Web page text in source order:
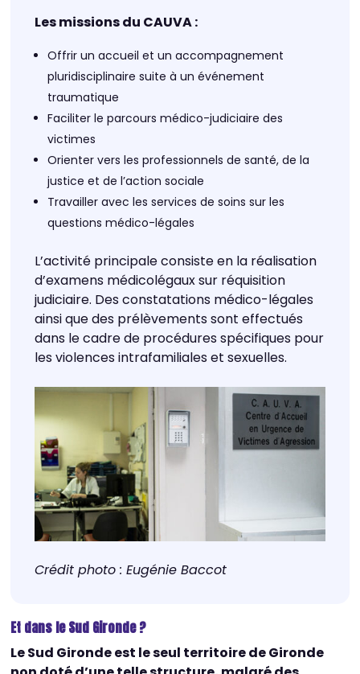
Les missions du CAUVA :
Offrir un accueil et un accompagnement
pluridisciplinaire suite à un événement
traumatique
Faciliter le parcours médico-judiciaire des
victimes
Orienter vers les professionnels de santé, de la
justice et de l’action sociale
Travailler avec les services de soins sur les
questions médico-légales
L’activité principale consiste en la réalisation
d’examens médicolégaux sur réquisition
judiciaire. Des constatations médico-légales
ainsi que des prélèvements sont effectués
dans le cadre de procédures spécifiques pour
les violences intrafamiliales et sexuelles.
Crédit photo : Eugénie Baccot
Et dans le Sud Gironde ?
Le Sud Gironde est le seul territoire de Gironde